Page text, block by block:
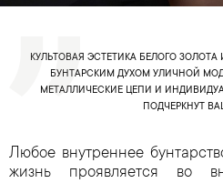
КУЛЬТОВАЯ ЭСТЕТИКА БЕЛОГО
БУНТАРСКИМ ДУХОМ УЛИЧНОЙ
МЕТАЛЛИЧЕСКИЕ ЦЕПИ И
ПОДЧЕРКНУТ
Любое внутреннее
жизнь проявляется во